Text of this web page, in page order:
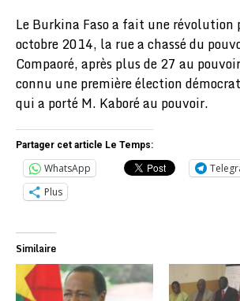
Le Burkina Faso a fait une révolution
octobre 2014, la rue a chassé du
Compaoré, après plus de 27 au
connu une première élection
qui a porté M. Kaboré au pouvoir.
Partager cet article Le Temps:
WhatsApp
Plus
Similaire